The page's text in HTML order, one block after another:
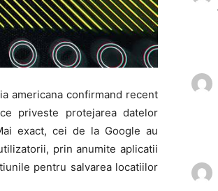
americana confirmand recent
priveste protejarea datelor
exact, cei de la Google au
prin anumite aplicatii
pentru salvarea locatiilor